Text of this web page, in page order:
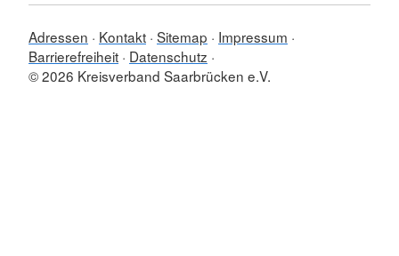
Adressen Kontakt Sitemap
Impressum
Barrierefreiheit Datenschutz
© 2026 Kreisverband Saarbrücken e.V.